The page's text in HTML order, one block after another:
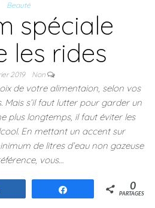
Beauté
spéciale
les rides
2019 Non
de votre alimentaion, selon vos
Mais s’il faut lutter pour garder un
plus longtemps, il faut éviter les
En mettant un accent sur
de litres d’eau non gazeuse
vous…
Partagez 0
PARTAGES